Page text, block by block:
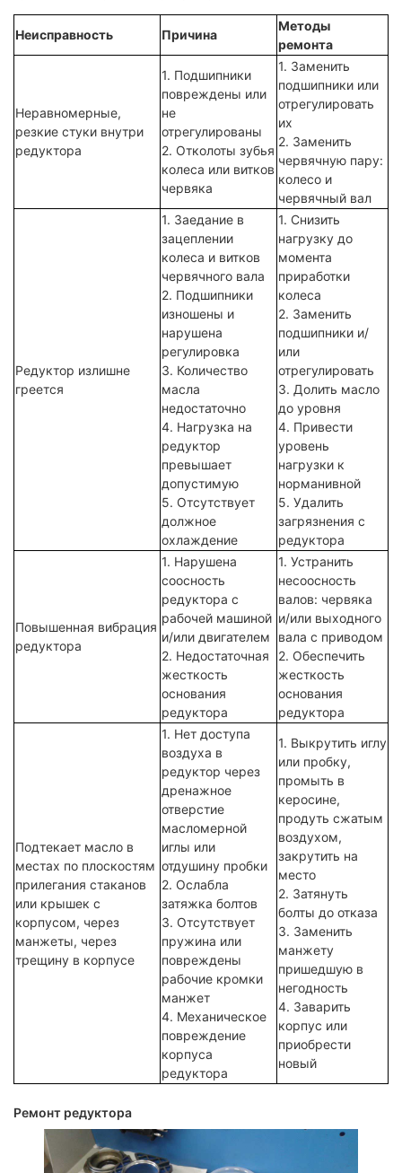
Неисправность Причина
Методы
ремонта
Неравномерные,
резкие стуки внутри
редуктора
1. Подшипники
повреждены или
не
отрегулированы
2. Отколоты зубья
колеса или витков
червяка
1. Заменить
подшипники или
отрегулировать
их
2. Заменить
червячную пару:
колесо и
червячный вал
Редуктор излишне
греется
1. Заедание в
зацеплении
колеса и витков
червячного вала
2. Подшипники
изношены и
нарушена
регулировка
3. Количество
масла
недостаточно
4. Нагрузка на
редуктор
превышает
допустимую
5. Отсутствует
должное
охлаждение
1. Снизить
нагрузку до
момента
приработки
колеса
2. Заменить
подшипники и/
или
отрегулировать
3. Долить масло
до уровня
4. Привести
уровень
нагрузки к
норманивной
5. Удалить
загрязнения с
редуктора
Повышенная вибрация
редуктора
1. Нарушена
соосность
редуктора с
рабочей машиной
и/или двигателем
2. Недостаточная
жесткость
основания
редуктора
1. Устранить
несоосность
валов: червяка
и/или выходного
вала с приводом
2. Обеспечить
жесткость
основания
редуктора
Подтекает масло в
местах по плоскостям
прилегания стаканов
или крышек с
корпусом, через
манжеты, через
трещину в корпусе
1. Нет доступа
воздуха в
редуктор через
дренажное
отверстие
масломерной
иглы или
отдушину пробки
2. Ослабла
затяжка болтов
3. Отсутствует
пружина или
повреждены
рабочие кромки
манжет
4. Механическое
повреждение
корпуса
редуктора
1. Выкрутить иглу
или пробку,
промыть в
керосине,
продуть сжатым
воздухом,
закрутить на
место
2. Затянуть
болты до отказа
3. Заменить
манжету
пришедшую в
негодность
4. Заварить
корпус или
приобрести
новый
Ремонт редуктора